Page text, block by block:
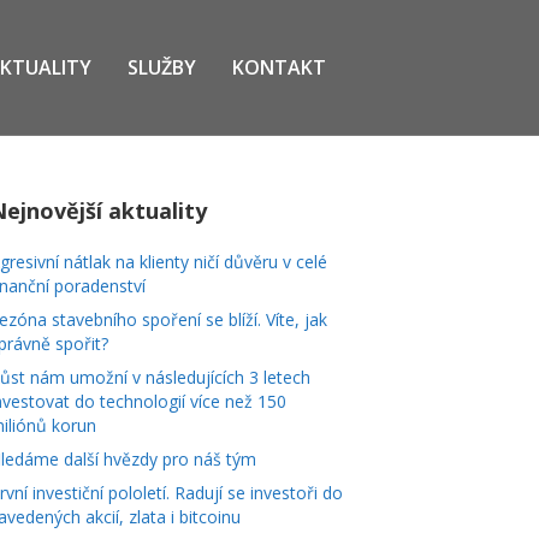
SLUŽBY KONTAKT
aktuality
nátlak na klienty ničí důvěru v celé
poradenství
stavebního spoření se blíží. Víte, jak
spořit?
nám umožní v následujících 3 letech
do technologií více než 150
korun
další hvězdy pro náš tým
investiční pololetí. Radují se investoři do
akcií, zlata i bitcoinu